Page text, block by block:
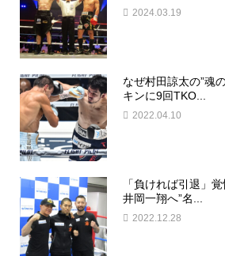
2024.03.19
なぜ村田諒太の”魂
キンに9回TKO...
2022.04.10
「負ければ引退」
井岡一翔へ”名...
2022.12.28